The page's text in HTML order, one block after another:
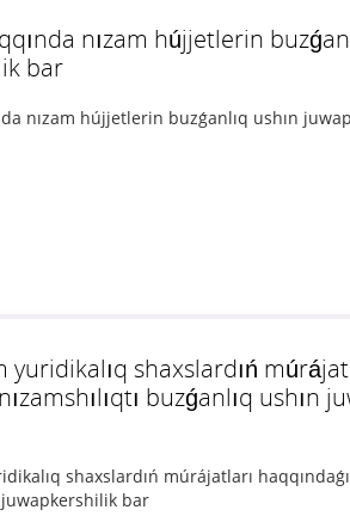
nızam hújjetlerin
bar
nızam hújjetlerin buzǵanlıq ushın
yuridikalıq shaxslardıń
buzǵanlıq ushın
shaxslardıń múrájatları haqqındaǵı
juwapkershilik bar